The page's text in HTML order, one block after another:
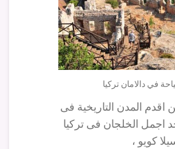
في دالامان تركيا
اقدم المدن التاريخية فى
اجمل الخلجان فى تركيا
كويو ،